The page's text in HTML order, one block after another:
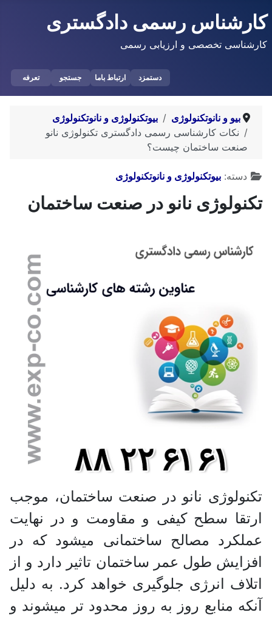
کارشناس رسمی دادگستری
کارشناسی تخصصی و ارزیابی رسمی
دستمزد ارتباط باما جستجو تعرفه
بیو و نانوتکنولوژی
بیوتکنولوژی و نانوتکنولوژی
نکات کارشناسی رسمی دادگستری تکنولوژی نانو
صنعت ساختمان چیست؟
توضیحات
دسته: بیوتکنولوژی و نانوتکنولوژی
تکنولوژی نانو در‌ صنعت ساختمان
تکنولوژی نانو در صنعت ساختمان، موجب
ارتقا سطح کیفی و مقاومت و در نهایت
عملکرد مصالح ساختمانی میشود که در
افزایش طول عمر ساختمان تاثیر دارد و از
اتلاف انرژی جلوگیری خواهد کرد. به دلیل
آنکه منابع روز به روز محدود تر میشوند و